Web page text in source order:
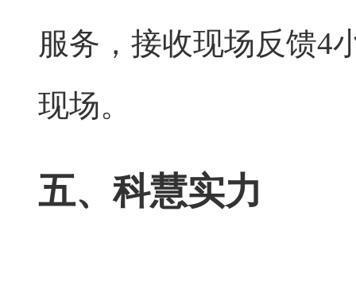
服务，接收现场反馈4
现场。
五、科慧实力